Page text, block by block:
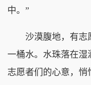
中。”
沙漠腹地，有志
一桶水。水珠落在湿
志愿者们的心意，悄